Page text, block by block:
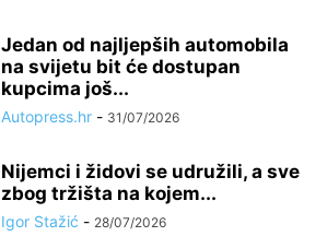
Jedan od najljepših automobila
na svijetu bit će dostupan
kupcima još...
Autopress.hr - 31/07/2026
Nijemci i židovi se udružili, a sve
zbog tržišta na kojem...
Igor Stažić - 28/07/2026